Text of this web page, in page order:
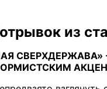
из